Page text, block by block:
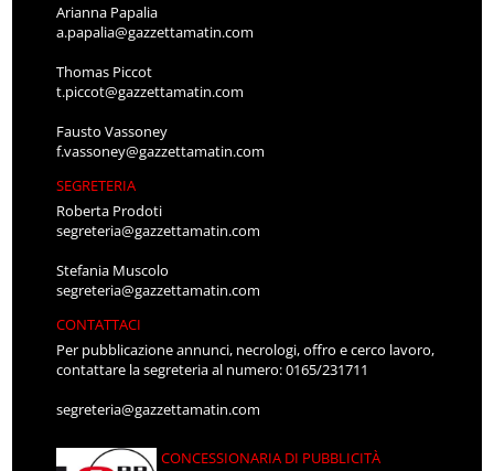
Arianna Papalia
a.papalia@gazzettamatin.com
Thomas Piccot
t.piccot@gazzettamatin.com
Fausto Vassoney
f.vassoney@gazzettamatin.com
SEGRETERIA
Roberta Prodoti
segreteria@gazzettamatin.com
Stefania Muscolo
segreteria@gazzettamatin.com
CONTATTACI
Per pubblicazione annunci, necrologi, offro e cerco lavoro,
contattare la segreteria al numero: 0165/231711
segreteria@gazzettamatin.com
CONCESSIONARIA DI PUBBLICITÀ